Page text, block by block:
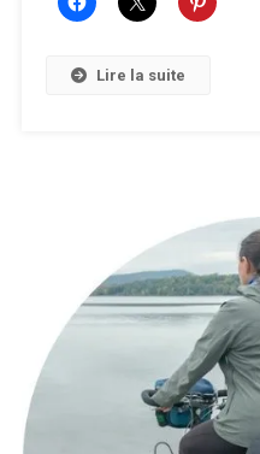
Lire la suite